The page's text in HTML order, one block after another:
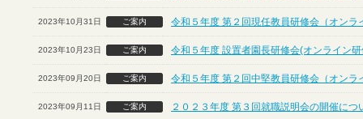
2023年10月31日 ご案内 令和５年度 第２回現任教員研修会（オンラ
2023年10月23日 ご案内 令和５年度 設置者園長研修会(オンライン
2023年09月20日 ご案内 令和５年度 第２回中堅教員研修会（オンラ
2023年09月11日 ご案内 ２０２３年度 第３回就職説明会の開催につ